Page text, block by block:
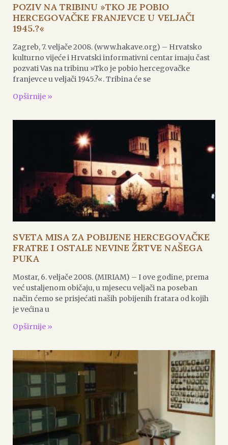
POZIV NA TRIBINU »TKO JE POBIO
HERCEGOVAČKE FRANJEVCE U VELJAČI
1945.?«
Zagreb, 7. veljače 2008. (www.hakave.org) – Hrvatsko
kulturno vijeće i Hrvatski informativni centar imaju čast
pozvati Vas na tribinu »Tko je pobio hercegovačke
franjevce u veljači 1945.?«. Tribina će se
Opširnije »
SVETA MISA ZA POBIJENE HERCEGOVAČKE
FRATRE I OSTALE NEVINE ŽRTVE NAŠEGA
PUKA
Mostar, 6. veljače 2008. (MIRIAM) – I ove godine, prema
već ustaljenom običaju, u mjesecu veljači na poseban
način ćemo se prisjećati naših pobijenih fratara od kojih
je većina u
Opširnije »